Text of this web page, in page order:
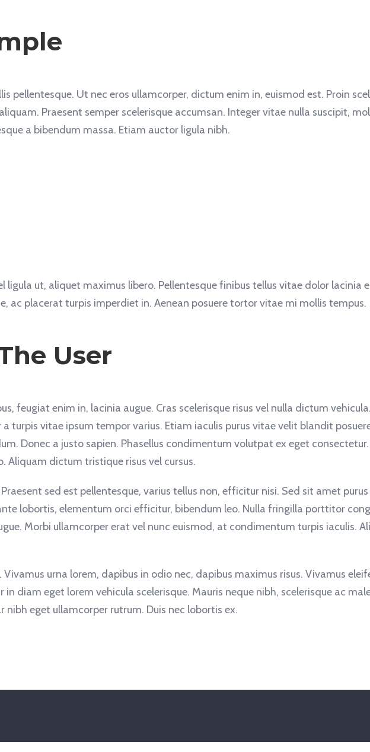
pellentesque. Ut nec eros ullamcorper, dictum enim in, euismod est. Proin
Praesent semper scelerisque accumsan. Integer vitae nulla suscipit,
a bibendum massa. Etiam auctor ligula nibh.
ligula ut, aliquet maximus libero. Pellentesque finibus tellus vitae dolor lacinia
ac placerat turpis imperdiet in. Aenean posuere tortor vitae mi mollis tempus.
User
feugiat enim in, lacinia augue. Cras scelerisque risus vel nulla dictum
turpis vitae ipsum tempor varius. Etiam iaculis purus vitae velit blandit
Donec a justo sapien. Phasellus condimentum volutpat ex eget
Aliquam dictum tristique risus vel cursus.
sed est pellentesque, varius tellus non, efficitur nisi. Sed sit amet
lobortis, elementum orci efficitur, bibendum leo. Nulla fringilla porttitor
Morbi ullamcorper erat vel nunc euismod, at condimentum turpis iaculis.
urna lorem, dapibus in odio nec, dapibus maximus risus. Vivamus
in diam eget lorem vehicula scelerisque. Mauris neque nibh, scelerisque ac
nibh eget ullamcorper rutrum. Duis nec lobortis ex.